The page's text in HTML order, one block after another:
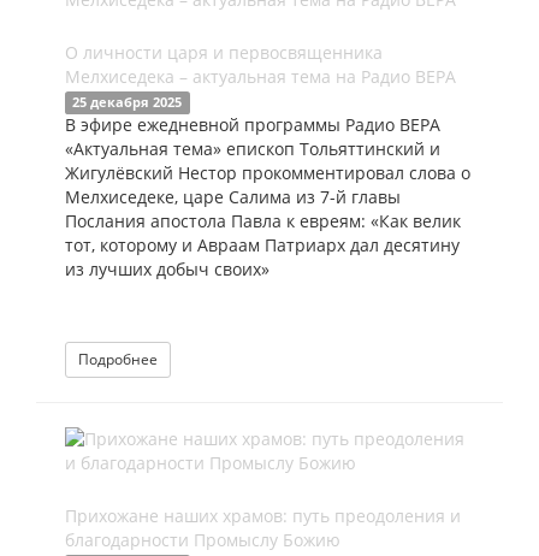
О личности царя и первосвященника
Мелхиседека – актуальная тема на Радио ВЕРА
25 декабря 2025
В эфире ежедневной программы Радио ВЕРА
«Актуальная тема» епископ Тольяттинский и
Жигулёвский Нестор прокомментировал слова о
Мелхиседеке, царе Салима из 7-й главы
Послания апостола Павла к евреям: «Как велик
тот, которому и Авраам Патриарх дал десятину
из лучших добыч своих»
Подробнее
Прихожане наших храмов: путь преодоления и
благодарности Промыслу Божию